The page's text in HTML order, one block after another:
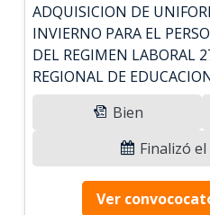
ADQUISICION DE
INVIERNO PARA EL
DEL REGIMEN LABORAL
REGIONAL DE
Bien
Finalizó
Ver